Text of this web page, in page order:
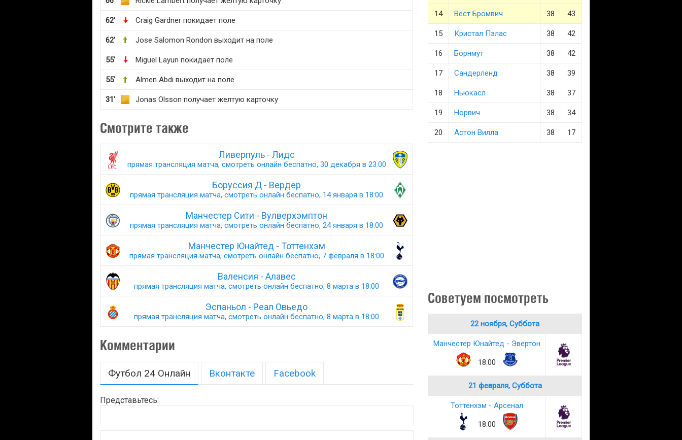
62' Craig Gardner покидает поле
62' Jose Salomon Rondon выходит на поле
55' Miguel Layun покидает поле
55' Almen Abdi выходит на поле
31' Jonas Olsson получает желтую карточку
Смотрите также
Ливерпуль - Лидс
прямая трансляция матча, смотреть онлайн беспатно, 30 декабря в 23:00
Боруссия Д - Вердер
прямая трансляция матча, смотреть онлайн беспатно, 14 января в 18:00
Манчестер Сити - Вулверхэмптон
прямая трансляция матча, смотреть онлайн беспатно, 24 января в 18:00
Манчестер Юнайтед - Тоттенхэм
прямая трансляция матча, смотреть онлайн беспатно, 7 февраля в 18:00
Валенсия - Алавес
прямая трансляция матча, смотреть онлайн беспатно, 8 марта в 18:00
Эспаньол - Реал Овьедо
прямая трансляция матча, смотреть онлайн беспатно, 8 марта в 18:00
Комментарии
Футбол 24 Онлайн Вконтакте Facebook
Представьтесь:
14 Вест Бромвич 38 43
15 Кристал Пэлас 38 42
16 Борнмут 38 42
17 Сандерленд 38 39
18 Ньюкасл 38 37
19 Норвич 38 34
20 Астон Вилла 38 17
Советуем посмотреть
22 ноября, Суббота
Манчестер Юнайтед - Эвертон
18:00
21 февраля, Суббота
Тоттенхэм - Арсенал
18:00